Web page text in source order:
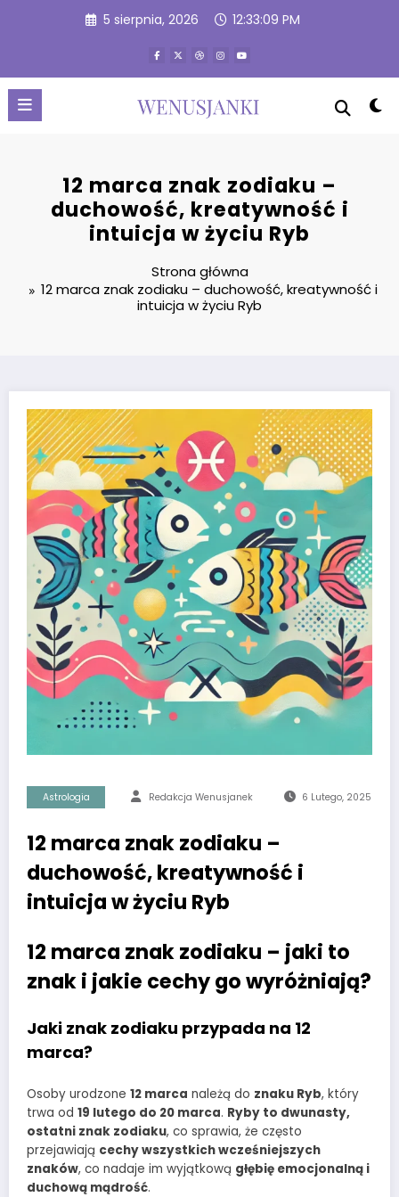
5 sierpnia, 2026 12:33:11 PM
12 marca znak zodiaku –
duchowość, kreatywność i
intuicja w życiu Ryb
Strona główna
12 marca znak zodiaku – duchowość, kreatywność i
intuicja w życiu Ryb
Astrologia Redakcja Wenusjanek 6 Lutego, 2025
12 marca znak zodiaku –
duchowość, kreatywność i
intuicja w życiu Ryb
12 marca znak zodiaku – jaki to
znak i jakie cechy go wyróżniają?
Jaki znak zodiaku przypada na 12
marca?
Osoby urodzone 12 marca należą do znaku Ryb, który
trwa od 19 lutego do 20 marca. Ryby to dwunasty,
ostatni znak zodiaku, co sprawia, że często
przejawiają cechy wszystkich wcześniejszych
znaków, co nadaje im wyjątkową głębię emocjonalną i
duchową mądrość.